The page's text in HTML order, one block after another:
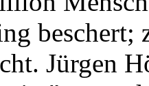
beschert;
Jürgen